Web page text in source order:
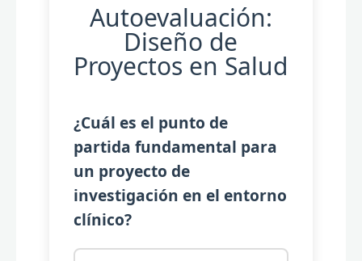
Autoevaluación:
Diseño de
Proyectos en Salud
¿Cuál es el punto de
partida fundamental para
un proyecto de
investigación en el entorno
clínico?